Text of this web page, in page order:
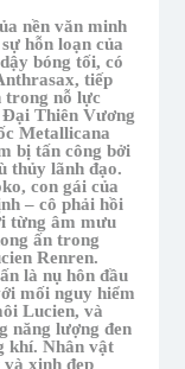
nền văn minh
hỗn loạn của
bóng tối, có
tiếp
trong nỗ lực
Thiên Vương
Metallicana
bị tấn công bởi
thủy lãnh đạo.
con gái của
– cô phải hồi
từng âm mưu
ấn trong
Renren.
là nụ hôn đầu
mối nguy hiểm
Lucien, và
năng lượng đen
khí. Nhân vật
và xinh đẹp